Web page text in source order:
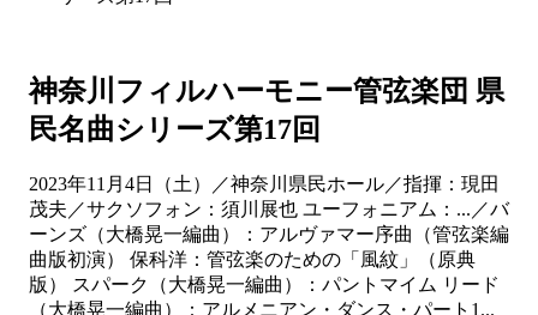
神奈川フィルハーモニー管弦楽団 県
民名曲シリーズ第17回
2023年11月4日（土）／神奈川県民ホール／指揮：現田
茂夫／サクソフォン：須川展也 ユーフォニアム：...／バ
ーンズ（大橋晃一編曲）：アルヴァマー序曲（管弦楽編
曲版初演） 保科洋：管弦楽のための「風紋」（原典
版） スパーク（大橋晃一編曲）：パントマイム リード
（大橋晃一編曲）：アルメニアン・ダンス・パート1...